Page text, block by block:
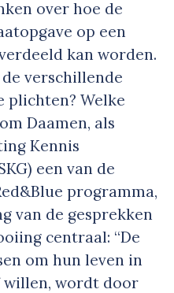
over hoe de
op een
kan worden.
verschillende
plichten? Welke
Daamen, als
Kennis
een van de
programma,
van de gesprekken
centraal: “De
om hun leven in
wordt door